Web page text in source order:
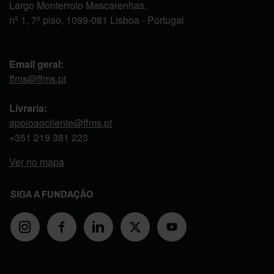
Largo Monterroio Mascarenhas,
nº 1, 7º piso, 1099-081 Lisboa - Portugal
Email geral:
ffms@ffms.pt
Livraria:
apoioaocliente@ffms.pt
+351 219 381 223
Ver no mapa
SIGA A FUNDAÇÃO